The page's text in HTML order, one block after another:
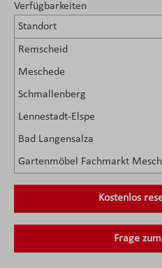
Verfügbarkeiten
Standort
Remscheid
Meschede
Schmallenberg
Lennestadt-Elspe
Bad Langensalza
Gartenmöbel Fachmarkt
Kostenlos
Frage